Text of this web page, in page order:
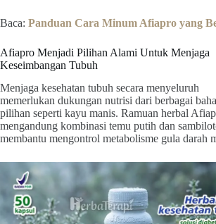
Baca: Panduan Cara Minum Afiapro yang
Afiapro Menjadi Pilihan Alami Untuk Menjaga
Keseimbangan Tubuh
Menjaga kesehatan tubuh secara menyeluruh
memerlukan dukungan nutrisi dari berbagai
pilihan seperti kayu manis. Ramuan herbal
mengandung kombinasi temu putih dan
membantu mengontrol metabolisme gula darah